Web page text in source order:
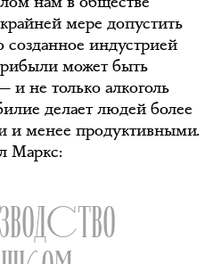
мере допустить
созданное индустрией
может быть
и не только алкоголь
делает людей более
и менее продуктивными.
Маркс: